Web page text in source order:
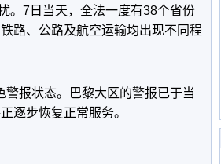
。7日当天，全法一度有38个省份
路、公路及航空运输均出现不同程
报状态。巴黎大区的警报已于当
逐步恢复正常服务。